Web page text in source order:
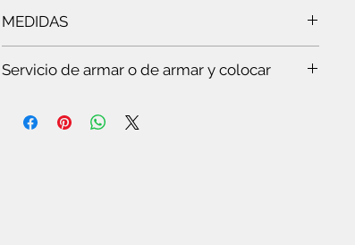
MEDIDAS
Servicio de armar o de armar y colocar
Si quieres ver trabajar a un experto, que hace todo